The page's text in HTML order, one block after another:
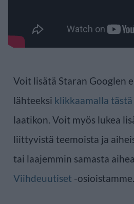
Voit lisätä Staran Googlen
lähteeksi klikkaamalla tästä
laatikon. Voit myös lukea
liittyvistä teemoista ja
tai laajemmin samasta
Viihdeuutiset -osioistamme.